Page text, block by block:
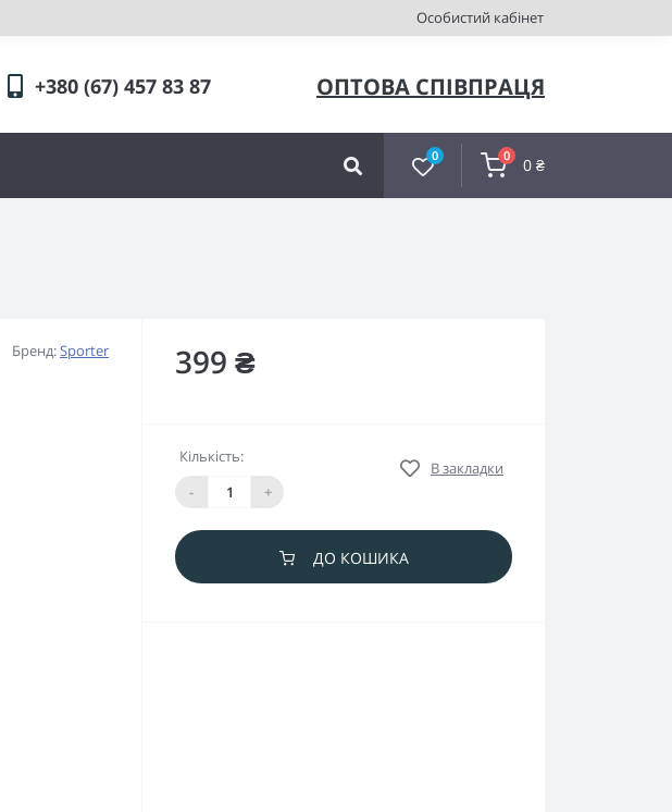
Особистий кабінет
+380 (67) 457 83 87 ОПТОВА СПІВПРАЦЯ
0 0 0 ₴
Бренд:Sporter 399 ₴
Кількість:
-
+
В закладки
ДО КОШИКА